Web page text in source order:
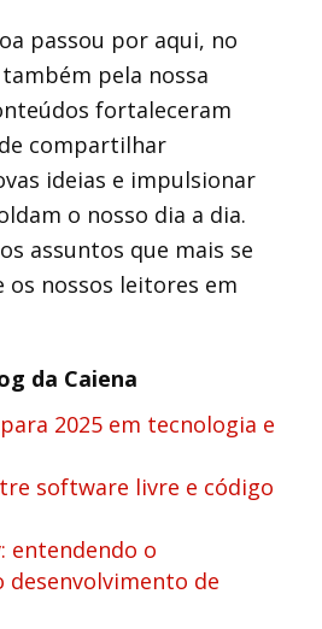
passou por aqui, no
também pela nossa
fortaleceram
compartilhar
ideias e impulsionar
o nosso dia a dia.
assuntos que mais se
os nossos leitores em
da Caiena
2025 em tecnologia e
software livre e código
entendendo o
desenvolvimento de